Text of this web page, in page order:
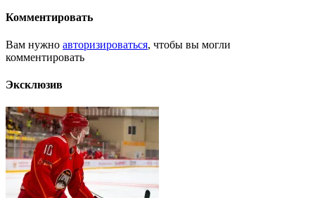
Комментировать
Вам нужно авторизироваться, чтобы вы могли
комментировать
Эксклюзив